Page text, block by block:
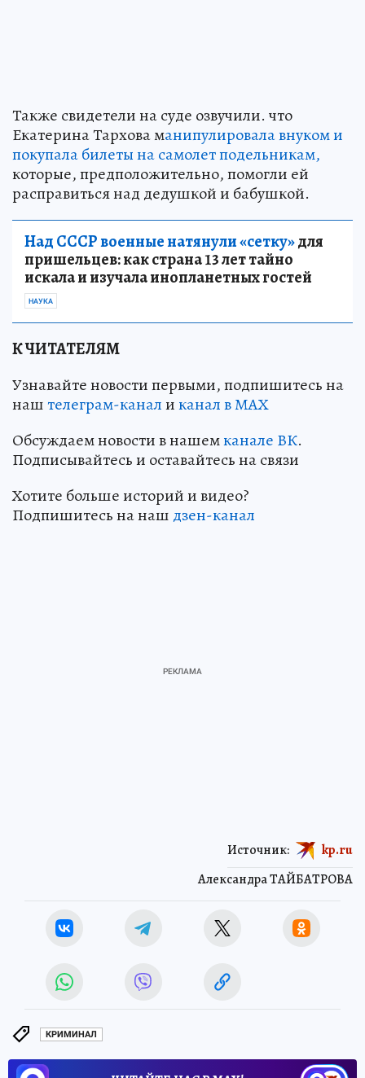
Также свидетели на суде озвучили. что
Екатерина Тархова манипулировала внуком и
покупала билеты на самолет подельникам,
которые, предположительно, помогли ей
расправиться над дедушкой и бабушкой.
Над СССР военные натянули «сетку»для
пришельцев: как страна 13 лет тайно
искала и изучала инопланетных гостей
НАУКА
К ЧИТАТЕЛЯМ
Узнавайте новости первыми, подпишитесь на
наштелеграм-каналиканал в МАХ
Обсуждаем новости в нашемканале ВК.
Подписывайтесь и оставайтесь на связи
Хотите больше историй и видео?
Подпишитесь на наш дзен-канал
Александра ТАЙБАТРОВА
Источник: kp.ru
КРИМИНАЛ